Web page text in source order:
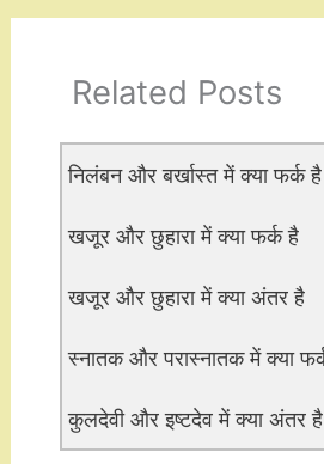
Related Posts
निलंबन और बर्खास्त में क्या फर्क है
खजूर और छुहारा में क्या फर्क है
खजूर और छुहारा में क्या अंतर है
स्नातक और परास्नातक में क्या
कुलदेवी और इष्टदेव में क्या अंतर है